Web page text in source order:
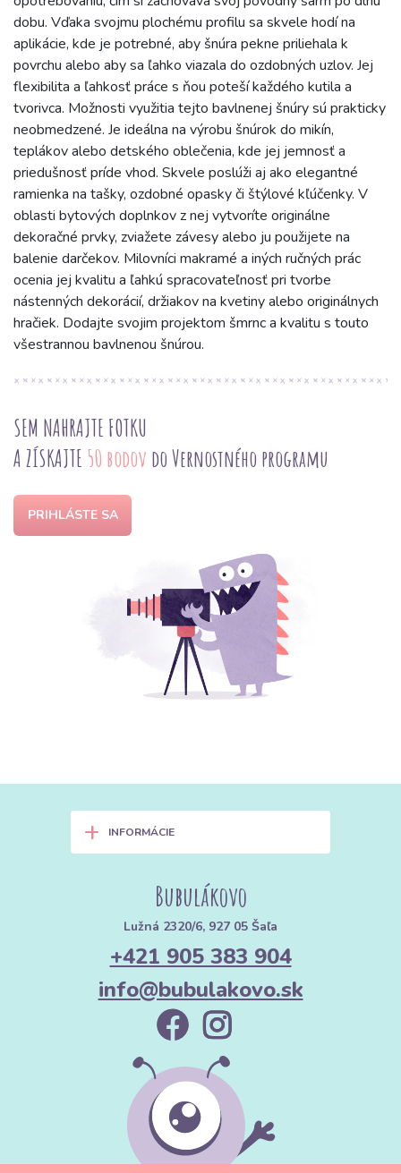
dobu. Vďaka svojmu plochému profilu sa skvele hodí na
aplikácie, kde je potrebné, aby šnúra pekne priliehala k
povrchu alebo aby sa ľahko viazala do ozdobných uzlov. Jej
flexibilita a ľahkosť práce s ňou poteší každého kutila a
tvorivca. Možnosti využitia tejto bavlnenej šnúry sú prakticky
neobmedzené. Je ideálna na výrobu šnúrok do mikín,
teplákov alebo detského oblečenia, kde jej jemnosť a
priedušnosť príde vhod. Skvele poslúži aj ako elegantné
ramienka na tašky, ozdobné opasky či štýlové kľúčenky. V
oblasti bytových doplnkov z nej vytvoríte originálne
dekoračné prvky, zviažete závesy alebo ju použijete na
balenie darčekov. Milovníci makramé a iných ručných prác
ocenia jej kvalitu a ľahkú spracovateľnosť pri tvorbe
nástenných dekorácií, držiakov na kvetiny alebo originálnych
hračiek. Dodajte svojim projektom šmrnc a kvalitu s touto
všestrannou bavlnenou šnúrou.
SEM NAHRAJTE FOTKU
A ZÍSKAJTE 50 bodov do Vernostného programu
PRIHLÁSTE SA
+ INFORMÁCIE
Bubulákovo
Lužná 2320/6, 927 05 Šaľa
+421 905 383 904
info@bubulakovo.sk